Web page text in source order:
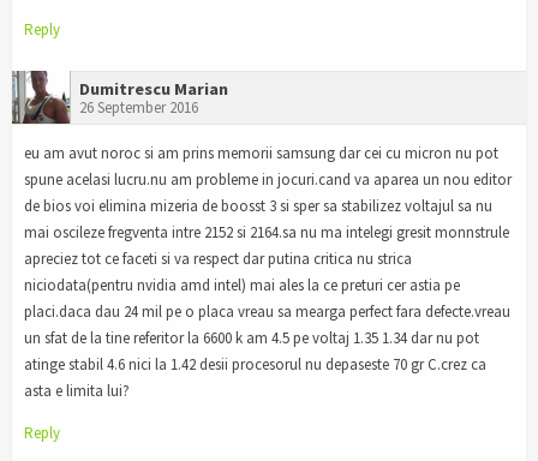
Reply
Dumitrescu Marian
26 September 2016
eu am avut noroc si am prins memorii samsung dar cei cu micron nu pot
spune acelasi lucru.nu am probleme in jocuri.cand va aparea un nou editor
de bios voi elimina mizeria de boosst 3 si sper sa stabilizez voltajul sa nu
mai oscileze fregventa intre 2152 si 2164.sa nu ma intelegi gresit monnstrule
apreciez tot ce faceti si va respect dar putina critica nu strica
niciodata(pentru nvidia amd intel) mai ales la ce preturi cer astia pe
placi.daca dau 24 mil pe o placa vreau sa mearga perfect fara defecte.vreau
un sfat de la tine referitor la 6600 k am 4.5 pe voltaj 1.35 1.34 dar nu pot
atinge stabil 4.6 nici la 1.42 desii procesorul nu depaseste 70 gr C.crez ca
asta e limita lui?
Reply